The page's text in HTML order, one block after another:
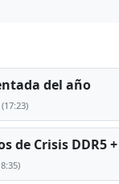
del año
(17:23)